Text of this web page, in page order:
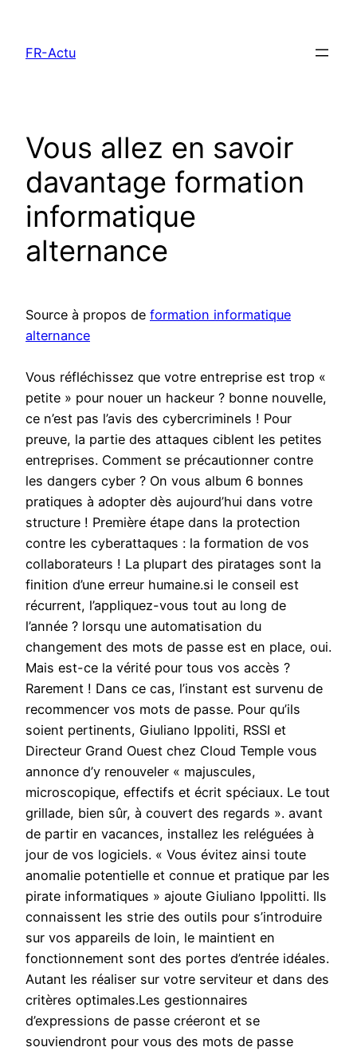
contenu
FR-Actu
Vous allez en savoir
davantage formation
informatique
alternance
Source à propos de formation informatique
alternance
Vous réfléchissez que votre entreprise est trop «
petite » pour nouer un hackeur ? bonne nouvelle,
ce n’est pas l’avis des cybercriminels ! Pour
preuve, la partie des attaques ciblent les petites
entreprises. Comment se précautionner contre
les dangers cyber ? On vous album 6 bonnes
pratiques à adopter dès aujourd’hui dans votre
structure ! Première étape dans la protection
contre les cyberattaques : la formation de vos
collaborateurs ! La plupart des piratages sont la
finition d’une erreur humaine.si le conseil est
récurrent, l’appliquez-vous tout au long de
l’année ? lorsqu une automatisation du
changement des mots de passe est en place, oui.
Mais est-ce la vérité pour tous vos accès ?
Rarement ! Dans ce cas, l’instant est survenu de
recommencer vos mots de passe. Pour qu’ils
soient pertinents, Giuliano Ippoliti, RSSI et
Directeur Grand Ouest chez Cloud Temple vous
annonce d’y renouveler « majuscules,
microscopique, effectifs et écrit spéciaux. Le tout
grillade, bien sûr, à couvert des regards ». avant
de partir en vacances, installez les reléguées à
jour de vos logiciels. « Vous évitez ainsi toute
anomalie potentielle et connue et pratique par les
pirate informatiques » ajoute Giuliano Ippolitti. Ils
connaissent les strie des outils pour s’introduire
sur vos appareils de loin, le maintient en
fonctionnement sont des portes d’entrée idéales.
Autant les réaliser sur votre serviteur et dans des
critères optimales.Les gestionnaires
d’expressions de passe créeront et se
souviendront pour vous des mots de passe